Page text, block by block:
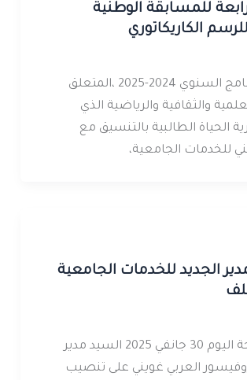
للمسابقة الوطنية
الكاريكاتوري
تجسيدا للبرنامج السنوي 2024-2025 ،المتعلق
والثقافية والرياضية الذي
الحياة الطالبية بالتنسيق مع
للخدمات الجامعية،
الجديد للخدمات الجامعية
أشرف صبيحة اليوم 30 جانفي 2025 السيد مدير
العربي غويني على تنصيب